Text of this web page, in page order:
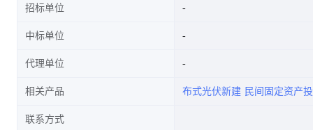
招标单位
中标单位
代理单位
相关产品 布式光伏新建 民间固定资产
联系方式